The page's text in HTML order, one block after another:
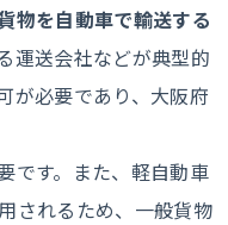
物を自動車で輸送する
運送会社などが典型的
が必要であり、大阪府
です。また、軽自動車
されるため、一般貨物